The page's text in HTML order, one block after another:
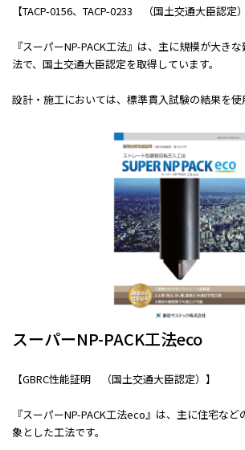
【TACP-0156、TACP-0233 （国土交通大臣認定）
『スーパーNP-PACK工法』は、主に規模が大き
法で、国土交通大臣認定を取得しています。
設計・施工においては、標準貫入試験の結果を使
スーパーNP-PACK工法eco
【GBRC性能証明 （国土交通大臣認定）】
『スーパーNP-PACK工法eco』は、主に住宅な
象とした工法です。